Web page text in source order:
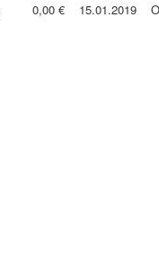
0,00 € 15.01.2019